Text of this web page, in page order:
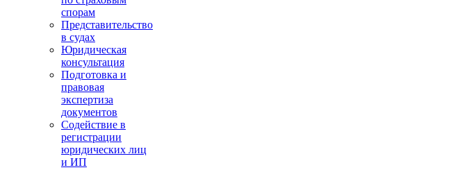
спорам
Представительство
в судах
Юридическая
консультация
Подготовка и
правовая
экспертиза
документов
Содействие в
регистрации
юридических лиц
и ИП